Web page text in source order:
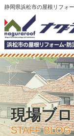
静岡県浜松市の屋根リフォ
現場ブ
STAFF BLOG